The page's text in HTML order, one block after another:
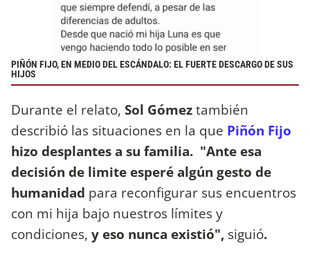
PIÑÓN FIJO, EN MEDIO DEL ESCÁNDALO: EL FUERTE DESCARGO DE SUS
HIJOS
Durante el relato, Sol Gómeztambién
describió las situaciones en la que Piñón Fijo
hizo desplantes a su familia. "Ante esa
decisión de limite esperé algún gesto de
humanidad para reconfigurar sus encuentros
con mi hija bajo nuestros límites y
condiciones, y eso nunca existió", siguió.